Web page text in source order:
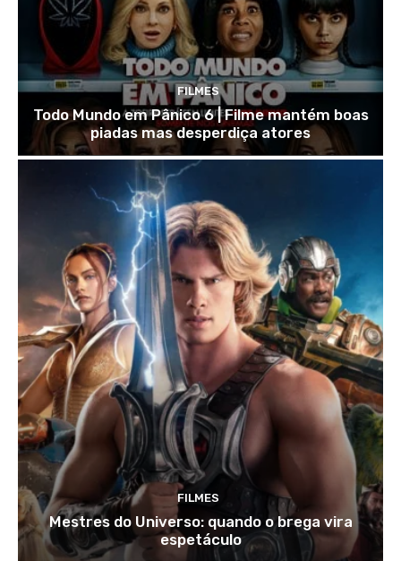
FILMES
Todo Mundo em Pânico 6 | Filme mantém boas
piadas mas desperdiça atores
FILMES
Mestres do Universo: quando o brega vira
espetáculo